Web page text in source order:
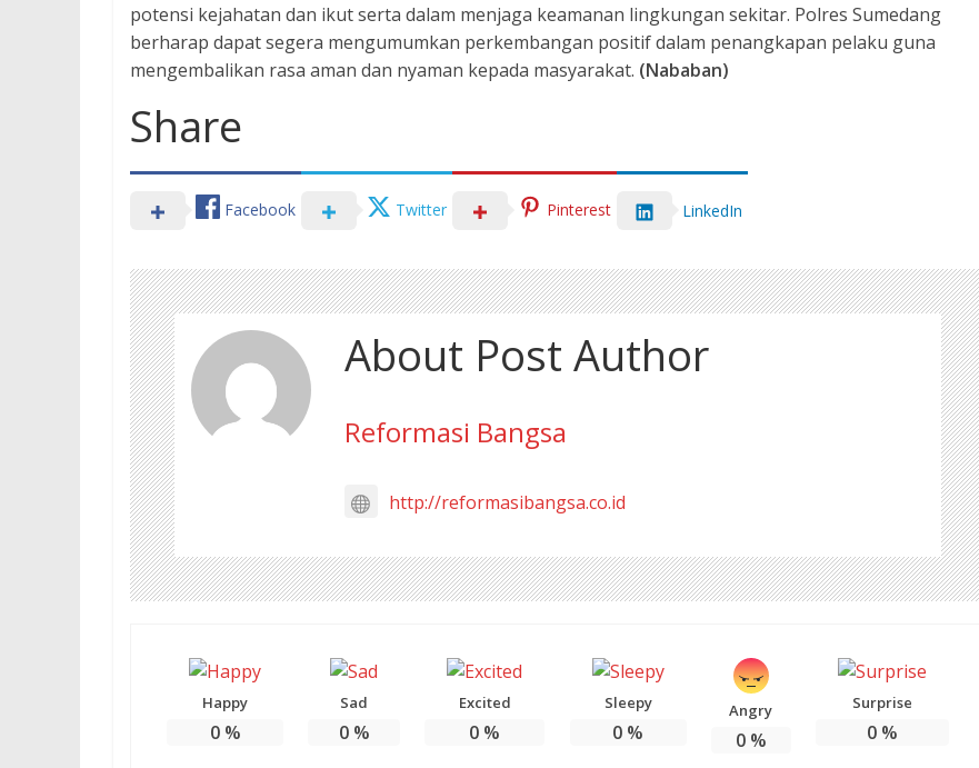
potensi kejahatan dan ikut serta dalam menjaga keamanan lingkungan sekitar. Polres Sumedang
berharap dapat segera mengumumkan perkembangan positif dalam penangkapan pelaku guna
mengembalikan rasa aman dan nyaman kepada masyarakat. (Nababan)
Share
Facebook Twitter Pinterest LinkedIn
About Post Author
Reformasi Bangsa
http://reformasibangsa.co.id
Happy
0%
Sad
0%
Excited
0 %
Sleepy
0 %
Angry
0%
Surprise
0%